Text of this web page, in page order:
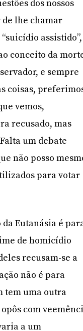
dos nossos
de lhe chamar
assistido”,
conceito da
e sempre
coisas,
vemos,
recusado, mas
um debate
não posso
para votar
Eutanásia é
de homicídio
recusam-se a
não é para
tem uma outra
com
a um